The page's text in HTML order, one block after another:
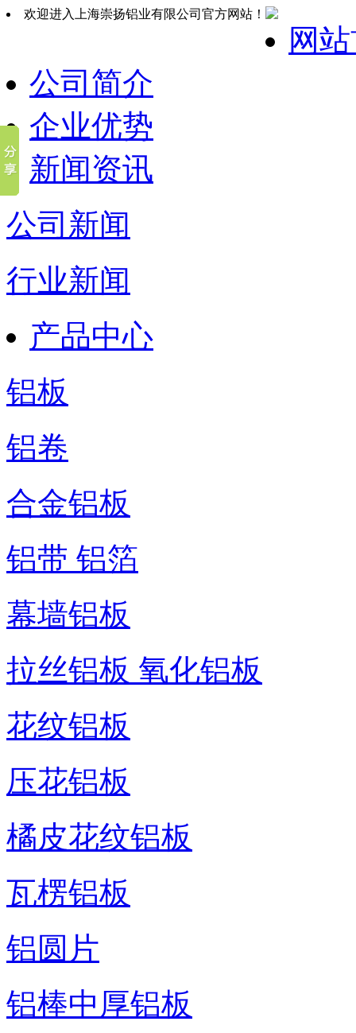
欢迎进入上海崇扬铝业有限公司官方网站！
网
公司简介
企业优势
新闻资讯
公司新闻
行业新闻
产品中心
铝板
铝卷
合金铝板
铝带 铝箔
幕墙铝板
拉丝铝板 氧化铝板
花纹铝板
压花铝板
橘皮花纹铝板
瓦楞铝板
铝圆片
铝棒中厚铝板